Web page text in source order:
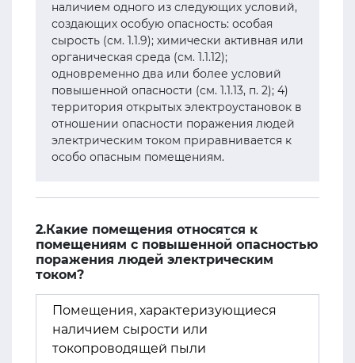
наличием одного из следующих условий,
создающих особую опасность: особая
сырость (см. 1.1.9); химически активная или
органическая среда (см. 1.1.12);
одновременно два или более условий
повышенной опасности (см. 1.1.13, п. 2); 4)
территория открытых электроустановок в
отношении опасности поражения людей
электрическим током приравнивается к
особо опасным помещениям.
2.Какие помещения относятся к
помещениям с повышенной опасностью
поражения людей электрическим
током?
Помещения, характеризующиеся
наличием сырости или
токопроводящей пыли